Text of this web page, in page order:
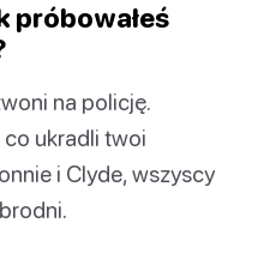
próbowałeś
na policję.
ukradli twoi
i Clyde, wszyscy